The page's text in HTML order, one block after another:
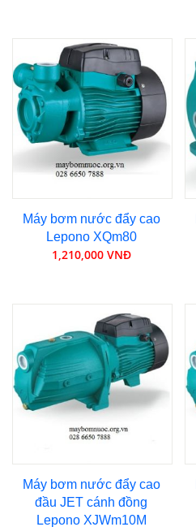
Máy bơm nước đẩy cao
Lepono XQm80
1,210,000 VNĐ
Máy bơm nước đẩy cao
đầu JET cánh đồng
Lepono XJWm10M